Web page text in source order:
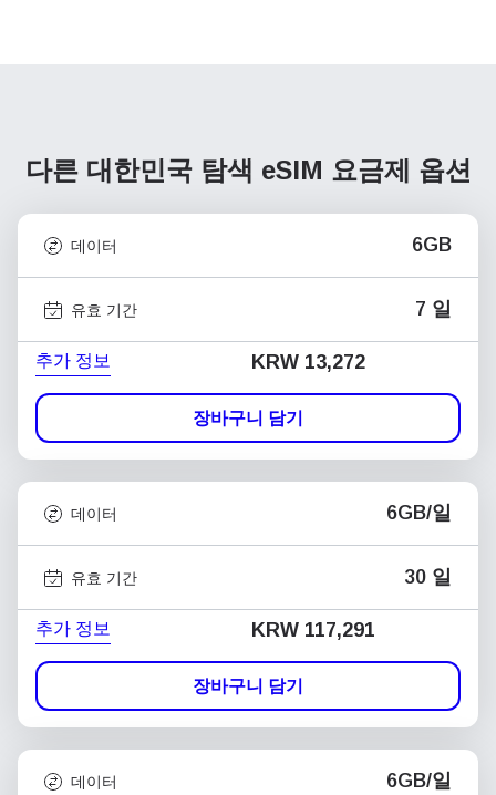
다른 대한민국 탐색 eSIM 요금제 옵션
데이터 6GB
유효 기간 7 일
추가 정보 KRW 13,272
장바구니 담기
데이터 6GB/일
유효 기간 30 일
추가 정보 KRW 117,291
장바구니 담기
데이터 6GB/일